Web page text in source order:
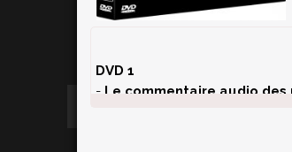
DVD 1
- Le commentaire audio